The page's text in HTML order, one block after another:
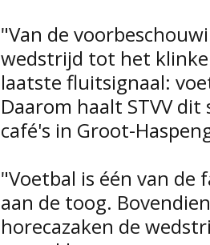
"Van de
wedstrijd tot het
laatste fluitsignaal:
Daarom haalt STVV
café's in Groot-
"Voetbal is één van de
aan de toog.
horecazaken de